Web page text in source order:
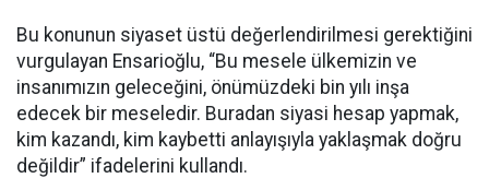
Bu konunun siyaset üstü değerlendirilmesi gerektiğini
vurgulayan Ensarioğlu, “Bu mesele ülkemizin ve
insanımızın geleceğini, önümüzdeki bin yılı inşa
edecek bir meseledir. Buradan siyasi hesap yapmak,
kim kazandı, kim kaybetti anlayışıyla yaklaşmak doğru
değildir” ifadelerini kullandı.